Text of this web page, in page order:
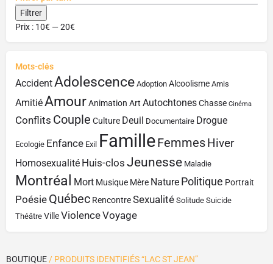
Filtrer
Prix : 10€ —20€
Mots-clés
AccidentAdolescence Adoption Alcoolisme Amis
AmitiéAmourAnimation Art AutochtonesChasse Cinéma
Conflits Couple Culture Deuil Documentaire Drogue
Ecologie Enfance Exil FamilleFemmesHiver
Homosexualité Huis-clos Jeunesse Maladie
Montréal Mort Musique Mère Nature Politique Portrait
Poésie Québec RencontreSexualité Solitude Suicide
Théâtre VilleViolenceVoyage
BOUTIQUE / PRODUITS IDENTIFIÉS “LAC ST JEAN”